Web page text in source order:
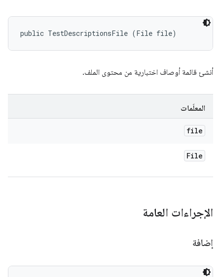
public TestDescriptionsFile (File file)
أنشئ قائمة أوصاف اختبارية من محتوى الملف.
المعلَمات
file
File
الإجراءات العامة
إضافة